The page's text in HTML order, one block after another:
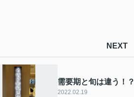
NEXT
需要期と旬は違う！？
2022.02.19